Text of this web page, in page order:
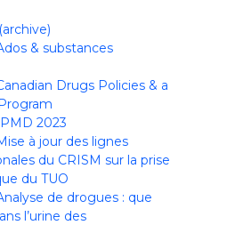
& substances
Drugs Policies & a
2023
à jour des lignes
du CRISM sur la prise
du TUO
de drogues : que
l’urine des